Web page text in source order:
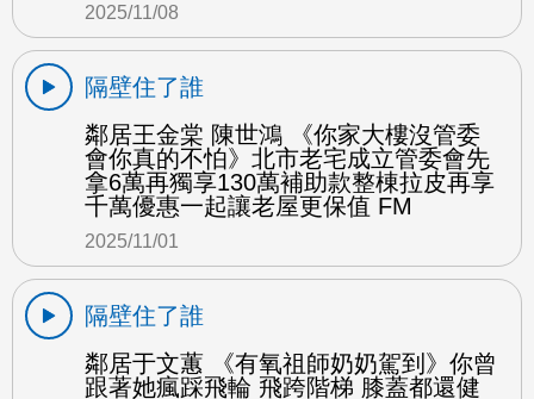
2025/11/08
隔壁住了誰
鄰居王金棠 陳世鴻 《你家大樓沒管委
會你真的不怕》北市老宅成立管委會先
拿6萬再獨享130萬補助款整棟拉皮再享
千萬優惠一起讓老屋更保值 FM
2025/11/01
隔壁住了誰
鄰居于文蕙 《有氧祖師奶奶駕到》你曾
跟著她瘋踩飛輪 飛跨階梯 膝蓋都還健